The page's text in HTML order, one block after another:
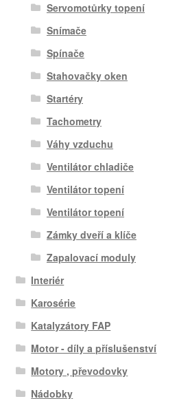
Servomotůrky topení
Snímače
Spínače
Stahovačky oken
Startéry
Tachometry
Váhy vzduchu
Ventilátor chladiče
Ventilátor topení
Ventilátor topení
Zámky dveří a klíče
Zapalovací moduly
Interiér
Karosérie
Katalyzátory FAP
Motor - díly a příslušenství
Motory , převodovky
Nádobky